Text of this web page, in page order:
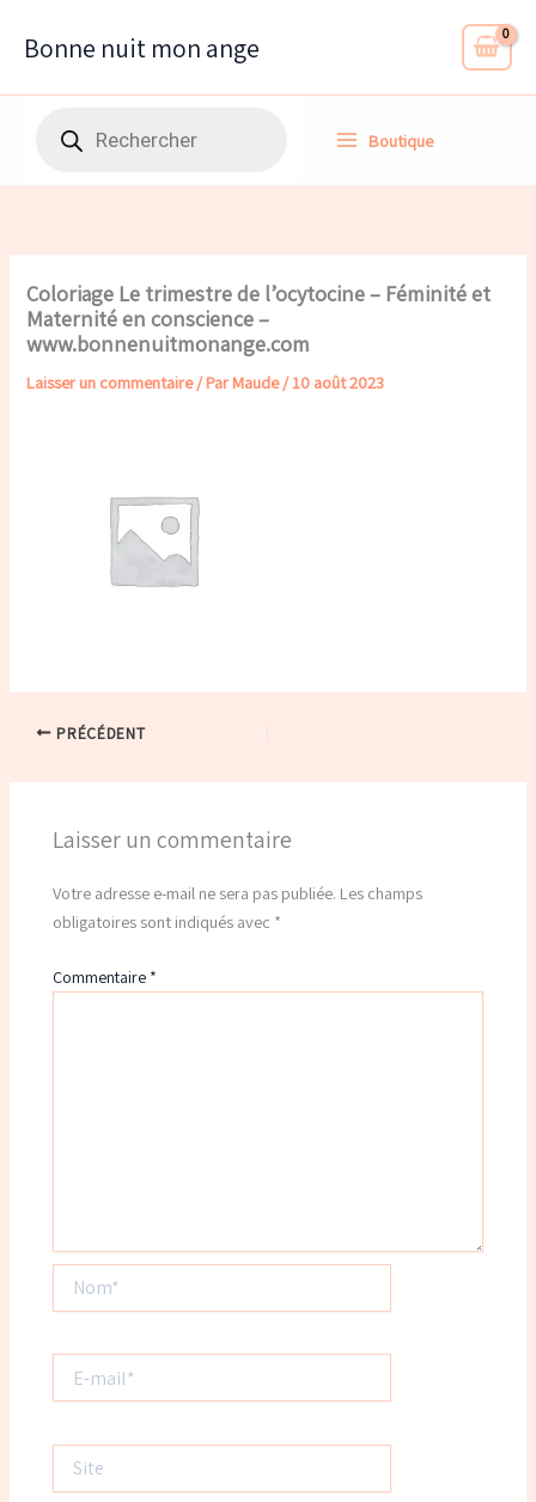
Bonne nuit mon ange
Boutique
Coloriage Le trimestre de l’ocytocine – Féminité et
Maternité en conscience –
www.bonnenuitmonange.com
Laisser un commentaire/ Par Maude/10 août 2023
PRÉCÉDENT
Laisser un commentaire
Votre adresse e-mail ne sera pas publiée. Les champs
obligatoires sont indiqués avec *
Commentaire *
mail*